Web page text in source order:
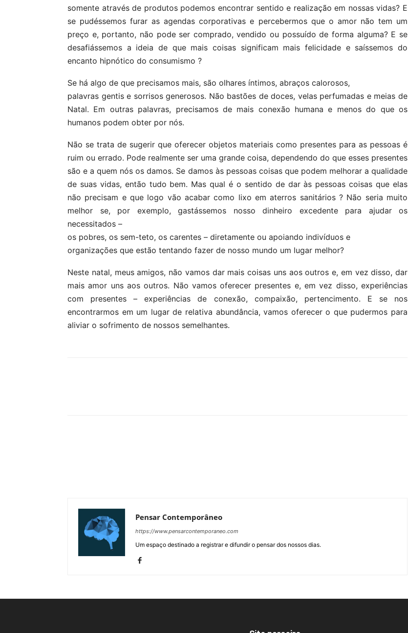
somente através de produtos podemos encontrar sentido e realização em nossas vidas? E
se pudéssemos furar as agendas corporativas e percebermos que o amor não tem um
preço e, portanto, não pode ser comprado, vendido ou possuído de forma alguma? E se
desafiássemos a ideia de que mais coisas significam mais felicidade e saíssemos do
encanto hipnótico do consumismo ?
Se há algo de que precisamos mais, são olhares íntimos, abraços calorosos,
palavras gentis e sorrisos generosos. Não bastões de doces, velas perfumadas e meias de
Natal. Em outras palavras, precisamos de mais conexão humana e menos do que os
humanos podem obter por nós.
Não se trata de sugerir que oferecer objetos materiais como presentes para as pessoas é
ruim ou errado. Pode realmente ser uma grande coisa, dependendo do que esses presentes
são e a quem nós os damos. Se damos às pessoas coisas que podem melhorar a qualidade
de suas vidas, então tudo bem. Mas qual é o sentido de dar às pessoas coisas que elas
não precisam e que logo vão acabar como lixo em aterros sanitários ? Não seria muito
melhor se, por exemplo, gastássemos nosso dinheiro excedente para ajudar os
necessitados –
os pobres, os sem-teto, os carentes – diretamente ou apoiando indivíduos e
organizações que estão tentando fazer de nosso mundo um lugar melhor?
Neste natal, meus amigos, não vamos dar mais coisas uns aos outros e, em vez disso, dar
mais amor uns aos outros. Não vamos oferecer presentes e, em vez disso, experiências
com presentes – experiências de conexão, compaixão, pertencimento. E se nos
encontrarmos em um lugar de relativa abundância, vamos oferecer o que pudermos para
aliviar o sofrimento de nossos semelhantes.
Pensar Contemporâneo
https://www.pensarcontemporaneo.com
Um espaço destinado a registrar e difundir o pensar dos nossos dias.